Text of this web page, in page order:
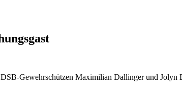
Gewehrschützen Maximilian Dallinger und